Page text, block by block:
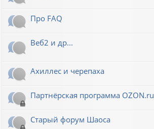
Про FAQ
Веб2 и др...
Ахиллес и черепаха
Партнёрская программа OZON.ru
Старый форум Шаоса